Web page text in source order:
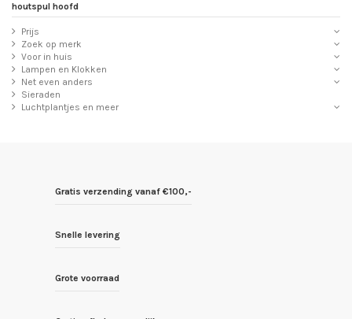
houtspul hoofd
Prijs
Zoek op merk
Voor in huis
Lampen en Klokken
Net even anders
Sieraden
Luchtplantjes en meer
Gratis verzending vanaf €100,-
Snelle levering
Grote voorraad